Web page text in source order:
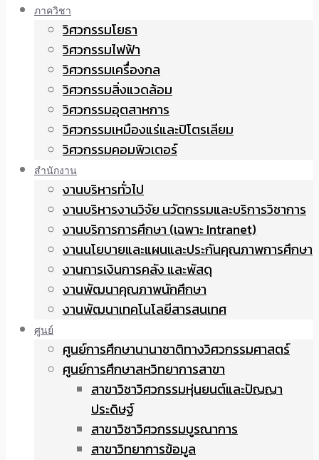
ภาควิชา
วิศวกรรมโยธา
วิศวกรรมไฟฟ้า
วิศวกรรมเครื่องกล
วิศวกรรมสิ่งแวดล้อม
วิศวกรรมอุตสาหการ
วิศวกรรมเหมืองแร่และปิโตรเลียม
วิศวกรรมคอมพิวเตอร์
สำนักงาน
งานบริหารทั่วไป
งานบริหารงานวิจัย นวัตกรรมและบริการวิชาการ
งานบริการการศึกษา (เฉพาะ Intranet)
งานนโยบายและแผนและประกันคุณภาพการศึกษา
งานการเงินการคลัง และพัสดุ
งานพัฒนาคุณภาพนักศึกษา
งานพัฒนาเทคโนโลยีสารสนเทศ
ศูนย์
ศูนย์การศึกษานานาชาติทางวิศวกรรมศาสตร์
ศูนย์การศึกษาสหวิทยาการสาขา
สาขาวิชาวิศวกรรมหุ่นยนต์และปัญญา
ประดิษฐ์
สาขาวิชาวิศวกรรมบูรณาการ
สาขาวิทยาการข้อมูล